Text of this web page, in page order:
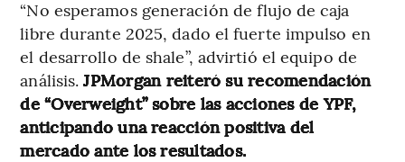
“No esperamos generación de flujo de caja
libre durante 2025, dado el fuerte impulso en
el desarrollo de shale”, advirtió el equipo de
análisis.JPMorgan reiteró su recomendación
de “Overweight” sobre las acciones de YPF,
anticipando una reacción positiva del
mercado ante los resultados.